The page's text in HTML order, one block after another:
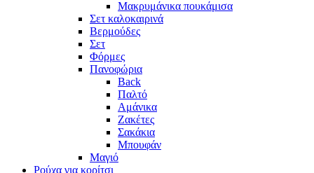
Μακρυμάνικα πουκάμισα
Σετ καλοκαιρινά
Βερμούδες
Σετ
Φόρμες
Πανοφώρια
Back
Παλτό
Αμάνικα
Ζακέτες
Σακάκια
Μπουφάν
Μαγιό
Ρούχα για κορίτσι